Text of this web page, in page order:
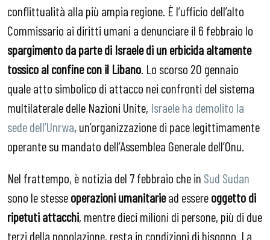
conflittualità alla più ampia regione. È l’ufficio dell’alto
Commissario ai diritti umani a denunciare il 6 febbraio lo
spargimento da parte di Israele di un erbicida altamente
tossico al confine con il Libano . Lo scorso 20 gennaio
quale atto simbolico di attacco nei confronti del sistema
multilaterale delle Nazioni Unite, Israele ha demolito la
sede dell’Unrwa, un’organizzazione di pace legittimamente
operante su mandato dell’Assemblea Generale dell’Onu.
Nel frattempo, è notizia del 7 febbraio che in Sud Sudan
sono le stesseoperazioni umanitariead essereoggetto di
ripetuti attacchi, mentre dieci milioni di persone, più di due
terzi della popolazione, resta in condizioni di bisogno. La